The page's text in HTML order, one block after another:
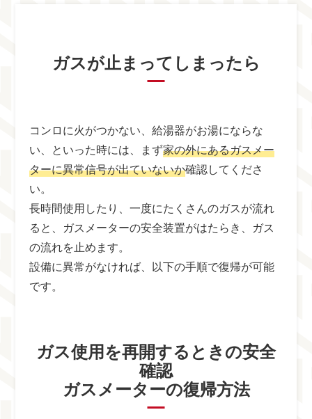
ガスが止まってしまったら
コンロに火がつかない、給湯器がお湯にならな
い、といった時には、まず家の外にあるガスメー
ターに異常信号が出ていないか確認してくださ
い。
長時間使用したり、一度にたくさんのガスが流れ
ると、ガスメーターの安全装置がはたらき、ガス
の流れを止めます。
設備に異常がなければ、以下の手順で復帰が可能
です。
ガス使用を再開するときの安全
確認
ガスメーターの復帰方法